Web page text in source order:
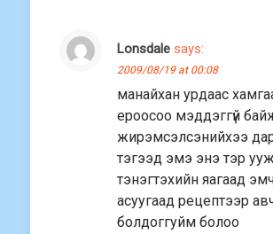
Lonsdale says:
2009/08/19 at 00:08
манайхан урдаас
ероосоо мэддэггүй
жирэмсэлсэнийхээ
тэгээд эмэ энэ тэр ууж
тэнэгтэхийн яагаад
асуугаад рецептээр
болдоггуйм болоо